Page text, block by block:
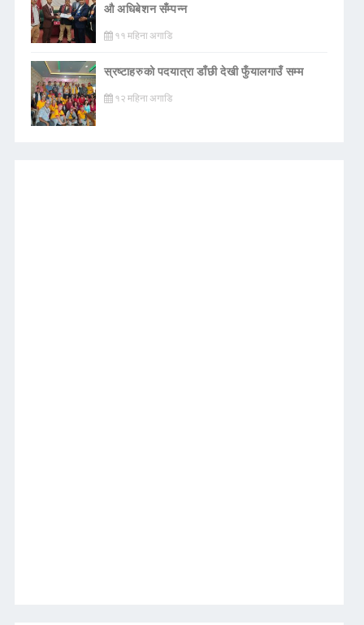
औ अधिबेशन सँम्पन्न
११ महिना अगाडि
स्रष्टाहरुको पदयात्रा डाँछी देखी फुँयालगाउँ सम्म
१२ महिना अगाडि